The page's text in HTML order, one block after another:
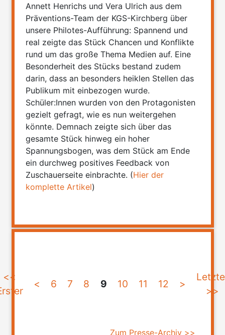
Annett Henrichs und Vera Ulrich aus dem
Präventions-Team der KGS-Kirchberg über
unsere Philotes-Aufführung: Spannend und
real zeigte das Stück Chancen und Konflikte
rund um das große Thema Medien auf. Eine
Besonderheit des Stücks bestand zudem
darin, dass an besonders heiklen Stellen das
Publikum mit einbezogen wurde.
Schüler:Innen wurden von den Protagonisten
gezielt gefragt, wie es nun weitergehen
könnte. Demnach zeigte sich über das
gesamte Stück hinweg ein hoher
Spannungsbogen, was dem Stück am Ende
ein durchweg positives Feedback von
Zuschauerseite einbrachte. (Hier der
komplette Artikel)
<<
< 6 7 8 9 10 11 12 >
>>
Zum Presse-Archiv >>